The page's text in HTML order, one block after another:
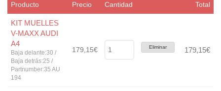
Producto Precio Cantidad Total
KIT MUELLES
V-MAXX AUDI
A4
Baja delante:30 /
Baja detrás:25 /
Partnumber:35 AU
194
179,15€ Eliminar 179,15€